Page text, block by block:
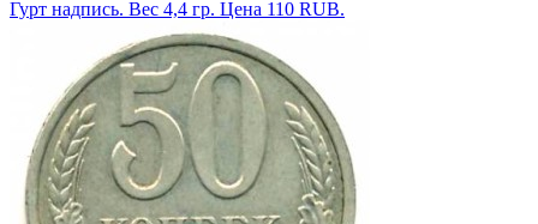
Гурт надпись. Вес 4,4 гр. Цена 110 RUB.